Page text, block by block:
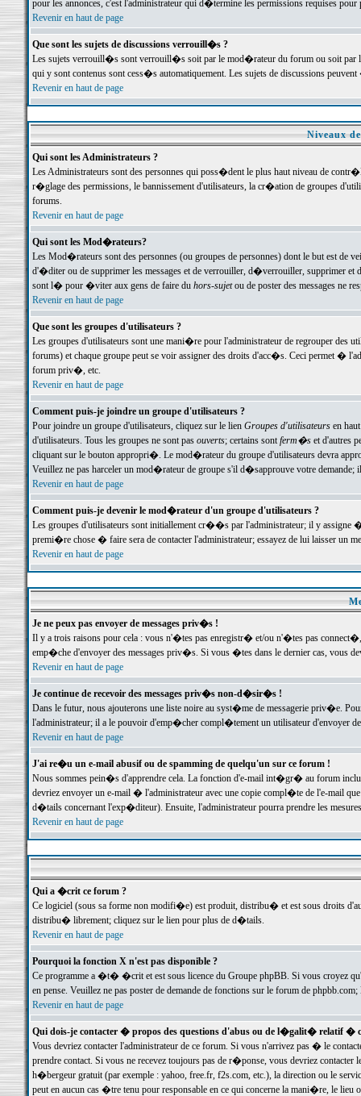
pour les annonces, c'est l'administrateur qui d�termine les permissions requises pour
Revenir en haut de page
Que sont les sujets de discussions verrouill�s ?
Les sujets verrouill�s sont verrouill�s soit par le mod�rateur du forum ou soit par
qui y sont contenus sont cess�s automatiquement. Les sujets de discussions
Revenir en haut de page
Niveaux
Qui sont les Administrateurs ?
Les Administrateurs sont des personnes qui poss�dent le plus haut niveau de
r�glage des permissions, le bannissement d'utilisateurs, la cr�ation de groupes
forums.
Revenir en haut de page
Qui sont les Mod�rateurs?
Les Mod�rateurs sont des personnes (ou groupes de personnes) dont le but est de
d'�diter ou de supprimer les messages et de verrouiller, d�verrouiller, supprimer
sont l� pour �viter aux gens de faire du hors-sujetou de poster des messages ne
Revenir en haut de page
Que sont les groupes d'utilisateurs ?
Les groupes d'utilisateurs sont une mani�re pour l'administrateur de regrouper des
forums) et chaque groupe peut se voir assigner des droits d'acc�s. Ceci permet
forum priv�, etc.
Revenir en haut de page
Comment puis-je joindre un groupe d'utilisateurs ?
Pour joindre un groupe d'utilisateurs, cliquez sur le lien Groupes d'utilisateursen haut
d'utilisateurs. Tous les groupes ne sont pas ouverts; certains sontferm�set d'autres
cliquant sur le bouton appropri�. Le mod�rateur du groupe d'utilisateurs devra
Veuillez ne pas harceler un mod�rateur de groupe s'il d�sapprouve votre demande;
Revenir en haut de page
Comment puis-je devenir le mod�rateur d'un groupe d'utilisateurs ?
Les groupes d'utilisateurs sont initiallement cr��s par l'administrateur; il y
premi�re chose � faire sera de contacter l'administrateur; essayez de lui laisser un
Revenir en haut de page
Je ne peux pas envoyer de messages priv�s !
Il y a trois raisons pour cela : vous n'�tes pas enregistr� et/ou n'�tes pas
emp�che d'envoyer des messages priv�s. Si vous �tes dans le dernier cas, vous
Revenir en haut de page
Je continue de recevoir des messages priv�s non-d�sir�s !
Dans le futur, nous ajouterons une liste noire au syst�me de messagerie priv�e.
l'administrateur; il a le pouvoir d'emp�cher compl�tement un utilisateur d'envoyer
Revenir en haut de page
J'ai re�u un e-mail abusif ou de spamming de quelqu'un sur ce forum !
Nous sommes pein�s d'apprendre cela. La fonction d'e-mail int�gr� au forum inclut
devriez envoyer un e-mail � l'administrateur avec une copie compl�te de l'e-mail
d�tails concernant l'exp�diteur). Ensuite, l'administrateur pourra prendre les
Revenir en haut de page
Qui a �crit ce forum ?
Ce logiciel (sous sa forme non modifi�e) est produit, distribu� et est sous droits
distribu� librement; cliquez sur le lien pour plus de d�tails.
Revenir en haut de page
Pourquoi la fonction X n'est pas disponible ?
Ce programme a �t� �crit et est sous licence du Groupe phpBB. Si vous croyez
en pense. Veuillez ne pas poster de demande de fonctions sur le forum de
Revenir en haut de page
Qui dois-je contacter � propos des questions d'abus ou de l�galit� relatif �
Vous devriez contacter l'administrateur de ce forum. Si vous n'arrivez pas � le
prendre contact. Si vous ne recevez toujours pas de r�ponse, vous devriez
h�bergeur gratuit (par exemple : yahoo, free.fr, f2s.com, etc.), la direction ou le
peut en aucun cas �tre tenu pour responsable en ce qui concerne la mani�re, le